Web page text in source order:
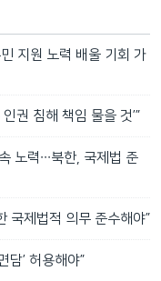
지원 노력 배울 기회 가
권 침해 책임 물을 것’”
노력∙∙∙북한, 국제법 준
국제법적 의무 준수해야”
담’ 허용해야”